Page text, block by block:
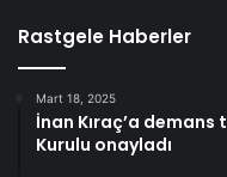
Rastgele Haberler
Mart 18, 2025
İnan Kıraç’a
Kurulu onayladı